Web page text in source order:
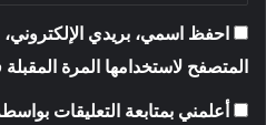
احفظ اسمي، بريدي الإلكتروني،
المتصفح لاستخدامها المرة
أعلمني بمتابعة التعليقات